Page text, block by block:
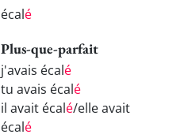
écalé
Plus-que-parfait
j'avais écalé
tu avais écalé
il avait écalé/elle avait
écalé